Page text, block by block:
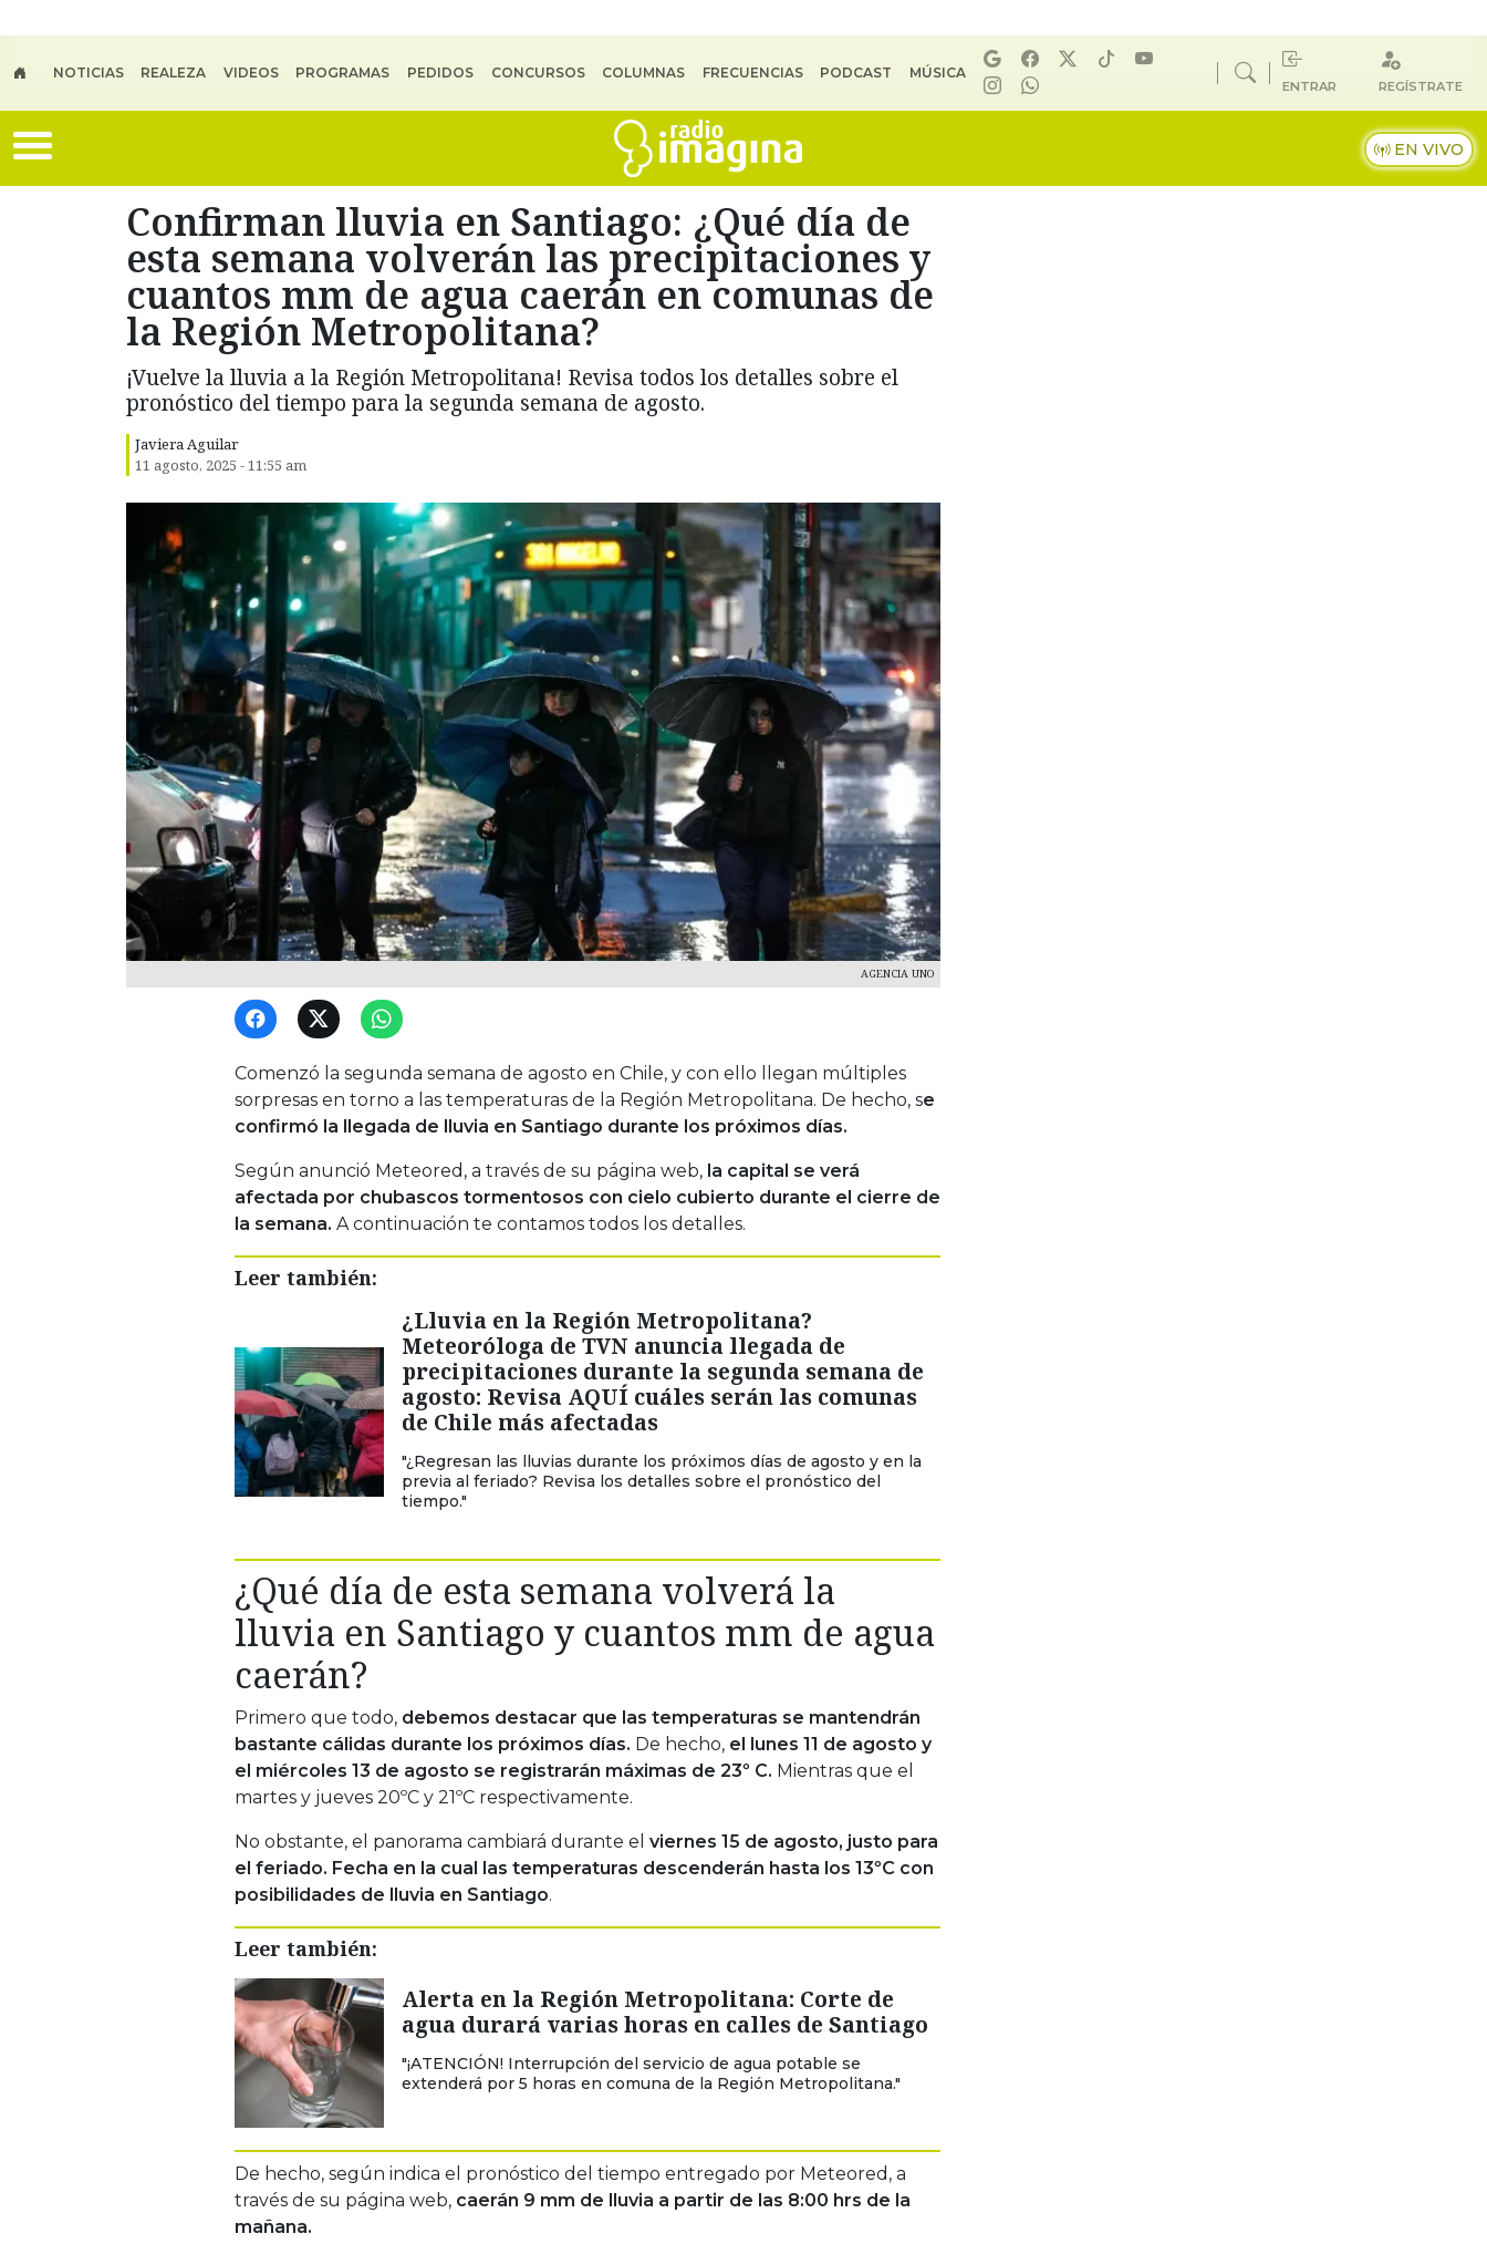
NOTICIAS REALEZA VIDEOS PROGRAMAS PEDIDOS CONCURSOS COLUMNAS FRECUENCIAS PODCAST MÚSICA
ENTRAR REGÍSTRATE
EN VIVO
Confirman lluvia en Santiago: ¿Qué día de
esta semana volverán las precipitaciones y
cuantos mm de agua caerán en comunas de
la Región Metropolitana?
¡Vuelve la lluvia a la Región Metropolitana! Revisa todos los detalles sobre el
pronóstico del tiempo para la segunda semana de agosto.
Javiera Aguilar
11 agosto, 2025 - 11:55 am
AGENCIA UNO
Comenzó la segunda semana de agosto en Chile, y con ello llegan múltiples
sorpresas en torno a las temperaturas de la Región Metropolitana. De hecho, se
confirmó la llegada de lluvia en Santiago durante los próximos días.
Según anunció Meteored, a través de su página web, la capital se verá
afectada por chubascos tormentosos con cielo cubierto durante el cierre de
la semana. A continuación te contamos todos los detalles.
Leer también:
¿Lluvia en la Región Metropolitana?
Meteoróloga de TVN anuncia llegada de
precipitaciones durante la segunda semana de
agosto: Revisa AQUÍ cuáles serán las comunas
de Chile más afectadas
"¿Regresan las lluvias durante los próximos días de agosto y en la
previa al feriado? Revisa los detalles sobre el pronóstico del
tiempo."
¿Qué día de esta semana volverá la
lluvia en Santiago y cuantos mm de agua
caerán?
Primero que todo, debemos destacar que las temperaturas se mantendrán
bastante cálidas durante los próximos días. De hecho, el lunes 11 de agosto y
el miércoles 13 de agosto se registrarán máximas de 23º C. Mientras que el
martes y jueves 20ºC y 21ºC respectivamente.
No obstante, el panorama cambiará durante el viernes 15 de agosto, justo para
el feriado. Fecha en la cual las temperaturas descenderán hasta los 13ºC con
posibilidades de lluvia en Santiago.
Leer también:
Alerta en la Región Metropolitana: Corte de
agua durará varias horas en calles de Santiago
"¡ATENCIÓN! Interrupción del servicio de agua potable se
extenderá por 5 horas en comuna de la Región Metropolitana."
De hecho, según indica el pronóstico del tiempo entregado por Meteored, a
través de su página web, caerán 9 mm de lluvia a partir de las 8:00 hrs de la
mañana.